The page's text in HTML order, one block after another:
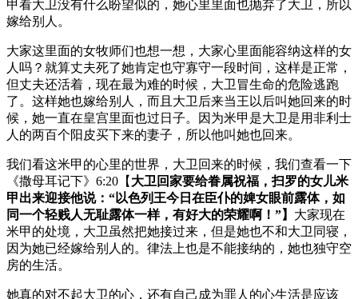
甲看大卫没有什么盼望似的，她心里里面也抛弃了大卫，所以
嫁给别人。
大家这里面的女牧师们也想一想，大家心里面能容纳这样的女
人吗？就算丈夫死了她肯定也守寡守一段时间，这样是正常，
但丈夫还活着，现在最为难的时候，大卫冒生命的危险逃跑
了。这样她也嫁给别人，而且大卫后来当王以后叫她回来的时
候，她一直在皇宫里面也过日子。因为米甲是大卫是用非利士
人的两百个阳皮买下来的妻子，所以他叫她也回来。
我们看这米甲的心里的世界，大卫回来的时候，我们查看一下
《撒母耳记下》6:20【 大卫回家要给眷属祝福，扫罗的女儿米
甲出来迎接他说：“以色列王今日在臣仆的婢女眼前露体，如
同一个轻贱人无耻露体一样，有好大的荣耀啊！”】 大家现在
米甲的处境，大卫虽然把她接过来，但是她也不和大卫同寝，
因为她已经嫁给别人的。律法上也是不能接纳的，她也独守空
房的生活。
她真的对不起大卫的心，还有自己成为罪人的心生活是应该